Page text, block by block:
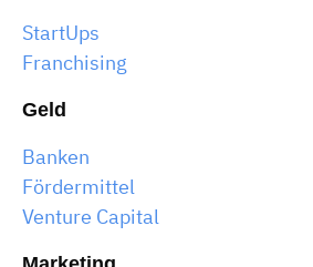
StartUps
Franchising
Geld
Banken
Fördermittel
Venture Capital